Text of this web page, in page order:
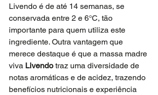
Livendo é de até 14 semanas, se
conservada entre 2 e 6°C, tão
importante para quem utiliza este
ingrediente. Outra vantagem que
merece destaque é que a massa madre
viva Livendo traz uma diversidade de
notas aromáticas e de acidez, trazendo
benefícios nutricionais e experiência